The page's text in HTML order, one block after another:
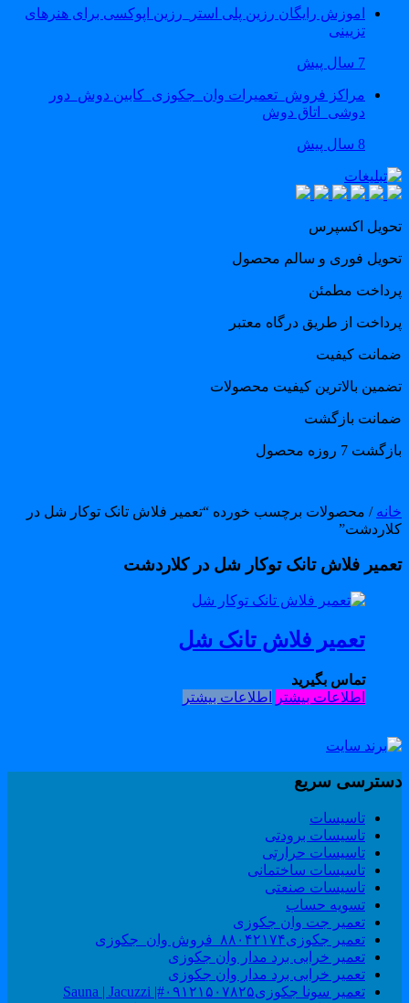
اموزش رایگان رزین پلی استر_رزین اپوکسی برای هنرهای
تزیینی
مراکز فروش_تعمیرات وان_جکوزی_کابین دوش_دور
دوشی_اتاق دوش
اکسپرس
فوری و سالم محصول
مطمئن
از طریق درگاه معتبر
کیفیت
بالاترین کیفیت محصولات
بازگشت
7 روزه محصول
/ محصولات برچسب خورده “تعمیر فلاش تانک توکار شل در
فلاش تانک توکار شل در کلاردشت
تعمیر فلاش تانک شل
تماس بگیرید
اطلاعات بیشتر اطلاعات بیشتر
سریع
تاسیسات
تاسیسات برودتی
تاسیسات حرارتی
تاسیسات ساختمانی
تاسیسات صنعتی
تسویه حساب
تعمیر جت وان جکوزی
تعمیر جکوزی۸۸۰۴۲۱۷۴_فروش وان_جکوزی
تعمیر خرابی برد مدار وان جکوزی
تعمیر خرابی برد مدار وان جکوزی
تعمیر سونا جکوزی۰۹۱۲۱۵۰۷۸۲۵#| Sauna | Jacuzzi